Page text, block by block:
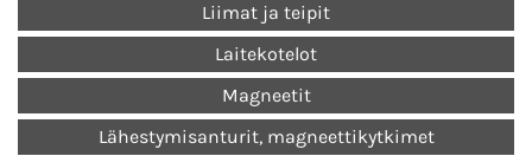
Liimat ja teipit
Laitekotelot
Magneetit
Lähestymisanturit, magneettikytkimet